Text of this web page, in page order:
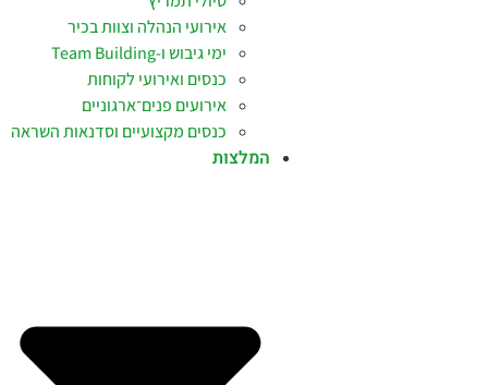
אירועי הנהלה וצוות בכיר
ימי גיבוש ו-Team Building
כנסים ואירועי לקוחות
אירועים פנים־ארגוניים
כנסים מקצועיים וסדנאות השראה
המלצות